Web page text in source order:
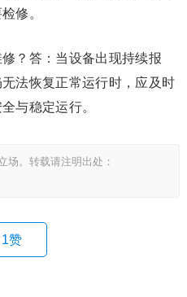
修。
？答：当设备出现持续报
法恢复正常运行时，应及时
与稳定运行。
场。转载请注明出处：
1赞